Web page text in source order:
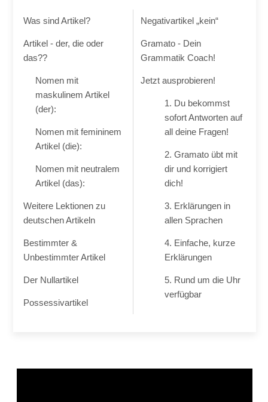
Was sind Artikel?
Artikel - der, die oder
das??
Nomen mit
maskulinem Artikel
(der):
Nomen mit femininem
Artikel (die):
Nomen mit neutralem
Artikel (das):
Weitere Lektionen zu
deutschen Artikeln
Bestimmter &
Unbestimmter Artikel
Der Nullartikel
Possessivartikel
Negativartikel „kein“
Gramato - Dein
Grammatik Coach!
Jetzt ausprobieren!
1. Du bekommst
sofort Antworten auf
all deine Fragen!
2. Gramato übt mit
dir und korrigiert
dich!
3. Erklärungen in
allen Sprachen
4. Einfache, kurze
Erklärungen
5. Rund um die Uhr
verfügbar